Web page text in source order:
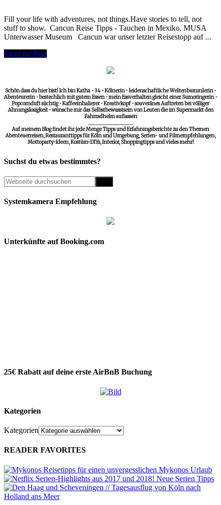
Fill your life with adventures, not things.Have stories to tell, not
stuff to show. Cancun Reise Tipps - Tauchen in Mexiko, MUSA
Unterwasser Museum Cancun war unser letzter Reisestopp auf ...
Read the Post
Schön dass du hier bist! Ich bin Katha • 34 • Kölnerin • leidenschaftliche Weltenbummlerin •
Abenteurerin • bestechlich mit gutem Essen • mein Essverhalten gleicht einer Sumoringerin •
Popcornduft süchtig • Kaffeeinhalierer • Kreativkopf • souveränes Auftreten bei völliger
Ahnungslosigkeit • wünsche mir das Selbstbewusstsein von Leuten die im Supermarkt den
Fahrradhelm auflassen
__________________
Auf meinem Blog findet ihr jede Menge Tipps und Erfahrungsberichte zu den Themen
Abenteuerreisen, Restauranttipps für Köln und Umgebung, Serien- und Filmempfehlungen,
Mottoparty-Ideen, Kostüm-DIYs, Interior, Shoppingtipps und vieles mehr!
Suchst du etwas bestimmtes?
Systemkamera Empfehlung
Unterkünfte auf Booking.com
25€ Rabatt auf deine erste AirBnB Buchung
Kategorien
Kategorien
READER FAVORITES